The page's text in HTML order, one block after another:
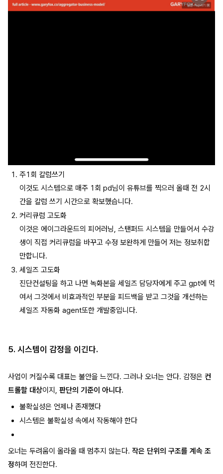
주1회 칼럼쓰기
이것도 시스템으로 매주 1회 pd님이 유튜브를 찍으러 올때 전 2시
간을 칼럼 쓰기 시간으로 확보했습니다.
커리큐럼 고도화
이것은 에이그라운드의 피어러닝, 스탠퍼드 시스템을 만들어서 수강
생이 직접 커리큐럼을 바꾸고 수정 보완하게 만들어 저는 정보취합
만합니다.
세일즈 고도화
진단컨설팅을 하고 나면 녹화본을 세일즈 담당자에게 주고 gpt에 먹
여서 그것에서 비효과적인 부분을 피드백을 받고 그것을 개선하는
세일즈 자동화 agent또한 개발중입니다.
5. 시스템이 감정을 이긴다.
사업이 커질수록 대표는 불안을 느낀다. 그러나 오너는 안다. 감정은 컨
트롤할 대상이지, 판단의 기준이 아니다.
불확실성은 언제나 존재했다
시스템은 불확실성 속에서 작동해야 한다
오너는 두려움이 올라올 때 멈추지 않는다. 작은 단위의 구조를 계속 조
정하며 전진한다.